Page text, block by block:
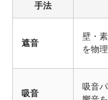
手法
遮音
壁・
を物
吸音
吸音